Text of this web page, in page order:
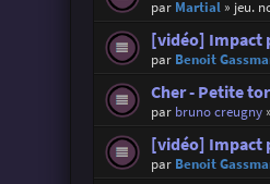
par Martial» jeu.
[vidéo] Impact
par Benoit
Cher - Petite
par bruno creugny»
[vidéo] Impact
par Benoit